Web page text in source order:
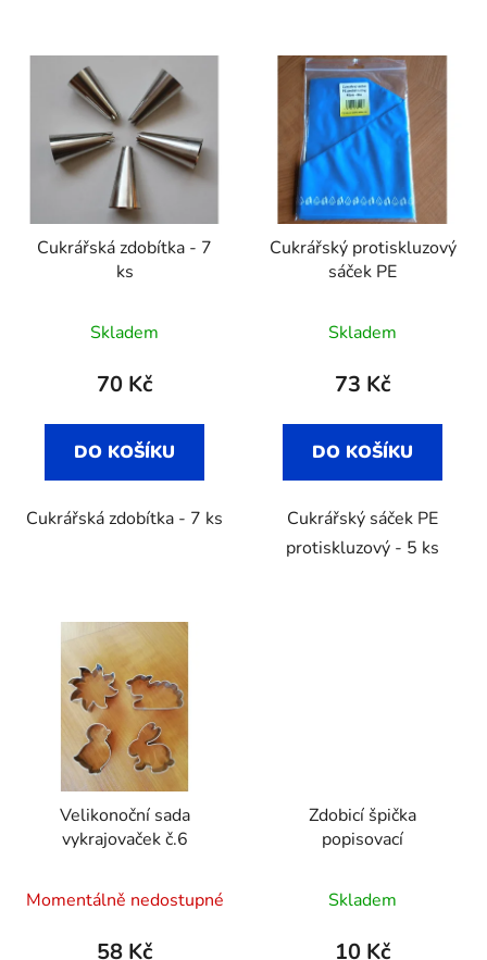
Cukrářská zdobítka - 7
ks
Skladem
70 Kč
DO KOŠÍKU
Cukrářská zdobítka - 7 ks
Cukrářský protiskluzový
sáček PE
Skladem
73 Kč
DO KOŠÍKU
Cukrářský sáček PE
protiskluzový - 5 ks
Velikonoční sada
vykrajovaček č.6
Momentálně nedostupné
58 Kč
Zdobicí špička
popisovací
Skladem
10 Kč